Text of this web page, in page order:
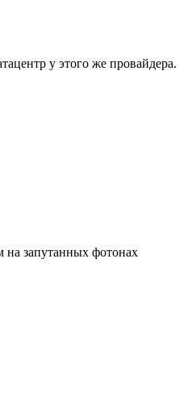
у этого же провайдера.
на запутанных фотонах